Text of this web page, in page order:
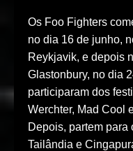
Os Foo Fighters
no dia 16 de junho,
Reykjavik, e depois
Glastonbury, no dia
participaram dos
Werchter, Mad Cool
Depois, partem para
Tailândia e